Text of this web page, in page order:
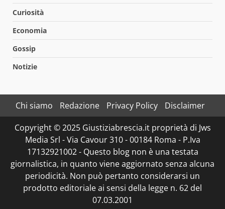
Curiosità
Economia
Gossip
Notizie
Chi siamo Redazione Privacy Policy
Disclaimer
Copyright © 2025 Giustiziabrescia.it proprietà di Jws
Media Srl - Via Cavour 310 - 00184 Roma - P.Iva
17132921002 - Questo blog non è una testata
giornalistica, in quanto viene aggiornato senza alcuna
periodicità. Non può pertanto considerarsi un
prodotto editoriale ai sensi della legge n. 62 del
07.03.2001